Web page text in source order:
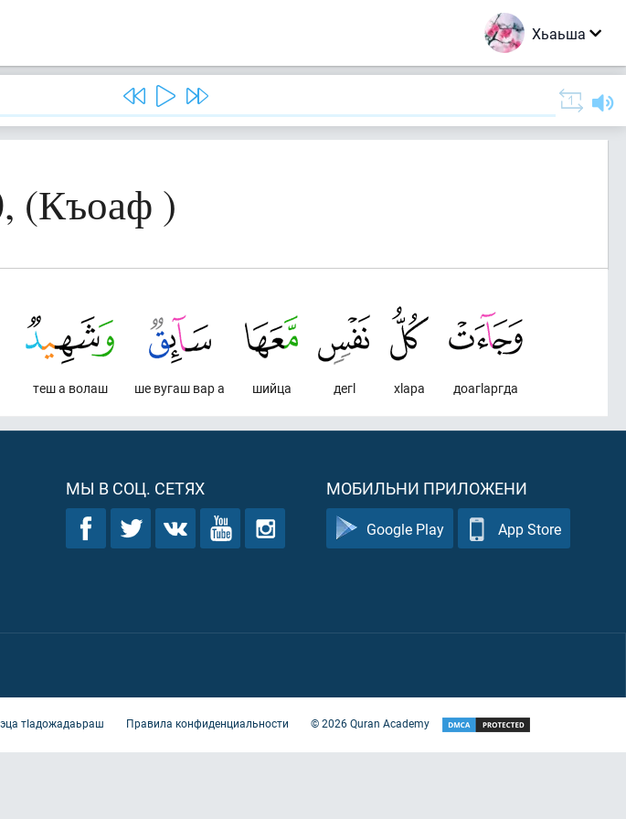
Хьаьша
(Къоаф )
доагlаргда
хlара
дегl
шийца
ше вугаш вар а
теш а волаш
МЫ В СОЦ. СЕТЯХ МОБИЛЬНИ ПРИЛОЖЕНИ
Google Play App Store
тIадожадаьраш Правила конфиденциальности ©2026Quran Academy